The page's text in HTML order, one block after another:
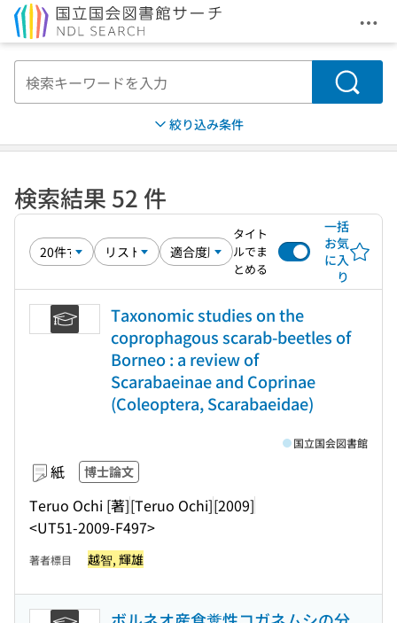
メ
検索
絞り込み条件
検索結果 52 件
タイト
ルでま
とめる
一括
お気
に入
り
Taxonomic studies on the
coprophagous scarab-beetles of
Borneo : a review of
Scarabaeinae and Coprinae
(Coleoptera, Scarabaeidae)
紙 博士論文
Teruo Ochi [著][Teruo Ochi][2009]
<UT51-2009-F497>
国立国会図書館
著者標目 越智, 輝雄